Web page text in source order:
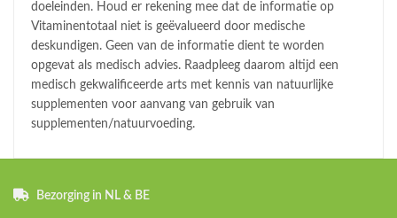
doeleinden. Houd er rekening mee dat de informatie op
Vitaminentotaal niet is geëvalueerd door medische
deskundigen. Geen van de informatie dient te worden
opgevat als medisch advies. Raadpleeg daarom altijd een
medisch gekwalificeerde arts met kennis van natuurlijke
supplementen voor aanvang van gebruik van
supplementen/natuurvoeding.
Bezorging in NL & BE